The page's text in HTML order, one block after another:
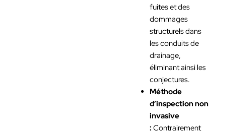
fuites et des
dommages
structurels dans
les conduits de
drainage,
éliminant ainsi les
conjectures.
Méthode
d’inspection non
invasive
: Contrairement